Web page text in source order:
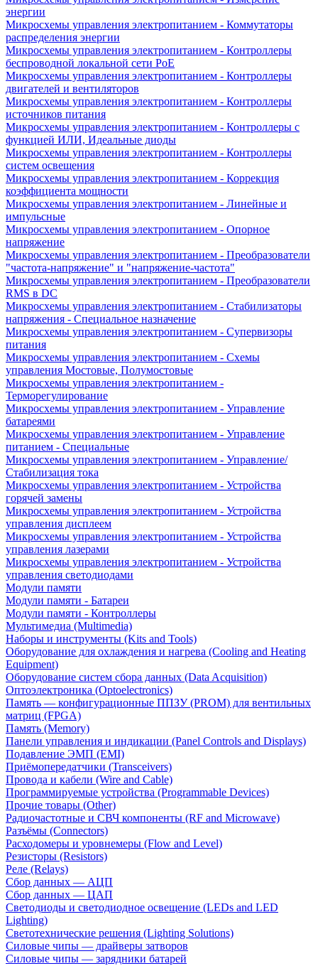
энергии
Микросхемы управления электропитанием - Коммутаторы
распределения энергии
Микросхемы управления электропитанием - Контроллеры
беспроводной локальной сети PoE
Микросхемы управления электропитанием - Контроллеры
двигателей и вентиляторов
Микросхемы управления электропитанием - Контроллеры
источников питания
Микросхемы управления электропитанием - Контроллеры с
функцией ИЛИ, Идеальные диоды
Микросхемы управления электропитанием - Контроллеры
систем освещения
Микросхемы управления электропитанием - Коррекция
коэффициента мощности
Микросхемы управления электропитанием - Линейные и
импульсные
Микросхемы управления электропитанием - Опорное
напряжение
Микросхемы управления электропитанием - Преобразователи
"частота-напряжение" и "напряжение-частота"
Микросхемы управления электропитанием - Преобразователи
RMS в DC
Микросхемы управления электропитанием - Стабилизаторы
напряжения - Специальное назначение
Микросхемы управления электропитанием - Супервизоры
питания
Микросхемы управления электропитанием - Схемы
управления Мостовые, Полумостовые
Микросхемы управления электропитанием -
Терморегулирование
Микросхемы управления электропитанием - Управление
батареями
Микросхемы управления электропитанием - Управление
питанием - Специальные
Микросхемы управления электропитанием - Управление/
Стабилизация тока
Микросхемы управления электропитанием - Устройства
горячей замены
Микросхемы управления электропитанием - Устройства
управления дисплеем
Микросхемы управления электропитанием - Устройства
управления лазерами
Микросхемы управления электропитанием - Устройства
управления светодиодами
Модули памяти
Модули памяти - Батареи
Модули памяти - Контроллеры
Мультимедиа (Multimedia)
Наборы и инструменты (Kits and Tools)
Оборудование для охлаждения и нагрева (Cooling and Heating
Equipment)
Оборудование систем сбора данных (Data Acquisition)
Оптоэлектроника (Optoelectronics)
Память — конфигурационные ППЗУ (PROM) для вентильных
матриц (FPGA)
Память (Memory)
Панели управления и индикации (Panel Controls and Displays)
Подавление ЭМП (EMI)
Приёмопередатчики (Transceivers)
Провода и кабели (Wire and Cable)
Программируемые устройства (Programmable Devices)
Прочие товары (Other)
Радиочастотные и СВЧ компоненты (RF and Microwave)
Разъёмы (Connectors)
Расходомеры и уровнемеры (Flow and Level)
Резисторы (Resistors)
Реле (Relays)
Сбор данных — АЦП
Сбор данных — ЦАП
Светодиоды и светодиодное освещение (LEDs and LED
Lighting)
Светотехнические решения (Lighting Solutions)
Силовые чипы — драйверы затворов
Силовые чипы — зарядники батарей